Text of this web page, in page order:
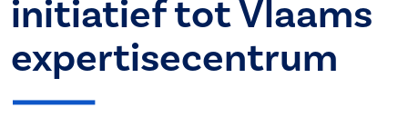
initiatief tot Vlaams
expertisecentrum